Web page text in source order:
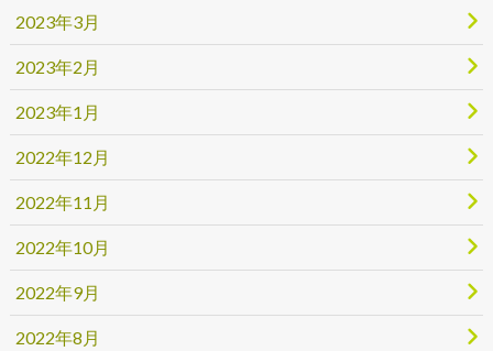
2023年3月
2023年2月
2023年1月
2022年12月
2022年11月
2022年10月
2022年9月
2022年8月